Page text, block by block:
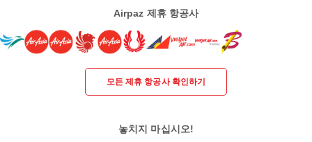
Airpaz 제휴 항공사
모든 제휴 항공사 확인하기
놓치지 마십시오!